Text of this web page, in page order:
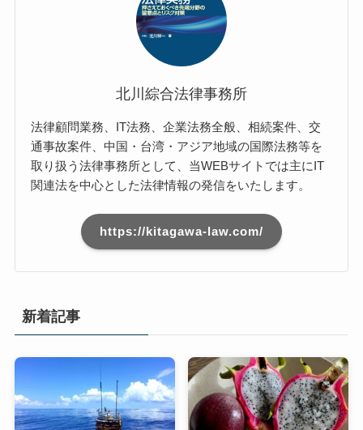
北川綜合法律事務所
法律顧問業務、IT法務、企業法務全般、相続案件、交
通事故案件、中国・台湾・アジア地域の国際法務等を
取り扱う法律事務所として、当WEBサイトでは主にIT
関連法を中心とした法律情報の発信をいたします。
https://kitagawa-law.com/
新着記事